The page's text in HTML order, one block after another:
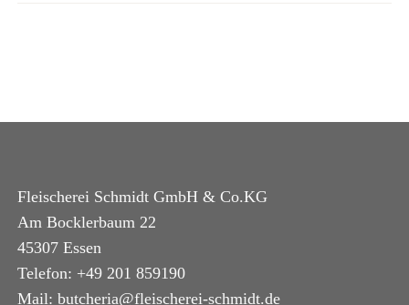
Fleischerei Schmidt GmbH & Co.KG
Am Bocklerbaum 22
45307 Essen
Telefon: +49 201 859190
Mail: butcheria@fleischerei-schmidt.de